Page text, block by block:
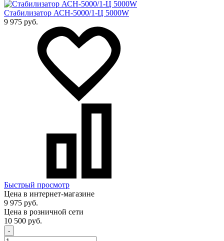
Стабилизатор АСН-5000/1-Ц 5000W
9 975 руб.
Быстрый просмотр
Цена в интернет-магазине
9 975 руб.
Цена в розничной сети
10 500 руб.
-